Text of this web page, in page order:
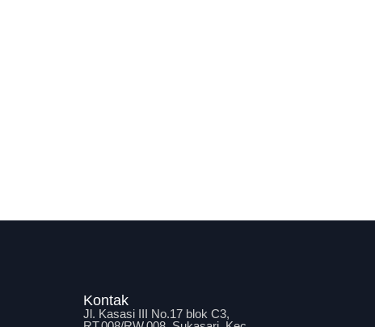
Kontak
Jl. Kasasi III No.17 blok C3,